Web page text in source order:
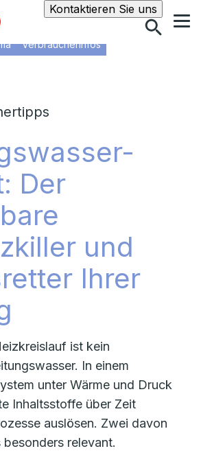
Kontaktieren Sie unsSuche
Verbraucherinfos
Der
und
Ihrer
ist kein
In einem
unter Wärme und Druck
Inhaltsstoffe über Zeit
auslösen. Zwei davon
relevant.